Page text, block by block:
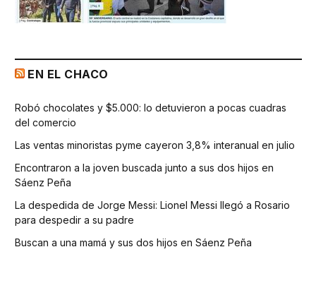
EN EL CHACO
Robó chocolates y $5.000: lo detuvieron a pocas cuadras
del comercio
Las ventas minoristas pyme cayeron 3,8% interanual en julio
Encontraron a la joven buscada junto a sus dos hijos en
Sáenz Peña
La despedida de Jorge Messi: Lionel Messi llegó a Rosario
para despedir a su padre
Buscan a una mamá y sus dos hijos en Sáenz Peña